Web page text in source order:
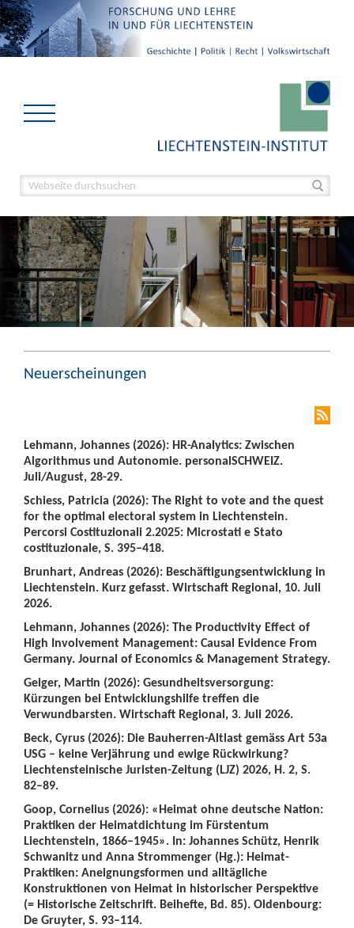
Neuerscheinungen
Lehmann, Johannes (2026): HR-Analytics: Zwischen
Algorithmus und Autonomie. personalSCHWEIZ.
Juli/August, 28-29.
Schiess, Patricia (2026): The Right to vote and the quest
for the optimal electoral system in Liechtenstein.
Percorsi Costituzionali 2.2025: Microstati e Stato
costituzionale, S. 395–418.
Brunhart, Andreas (2026): Beschäftigungsentwicklung in
Liechtenstein. Kurz gefasst. Wirtschaft Regional, 10. Juli
2026.
Lehmann, Johannes (2026): The Productivity Effect of
High Involvement Management: Causal Evidence From
Germany. Journal of Economics & Management Strategy.
Geiger, Martin (2026): Gesundheitsversorgung:
Kürzungen bei Entwicklungshilfe treffen die
Verwundbarsten. Wirtschaft Regional, 3. Juli 2026.
Beck, Cyrus (2026): Die Bauherren-Altlast gemäss Art 53a
USG – keine Verjährung und ewige Rückwirkung?
Liechtensteinische Juristen-Zeitung (LJZ) 2026, H. 2, S.
82–89.
Goop, Cornelius (2026): «Heimat ohne deutsche Nation:
Praktiken der Heimatdichtung im Fürstentum
Liechtenstein, 1866–1945». In: Johannes Schütz, Henrik
Schwanitz und Anna Strommenger (Hg.): Heimat-
Praktiken: Aneignungsformen und alltägliche
Konstruktionen von Heimat in historischer Perspektive
(= Historische Zeitschrift. Beihefte, Bd. 85). Oldenbourg:
De Gruyter, S. 93–114.